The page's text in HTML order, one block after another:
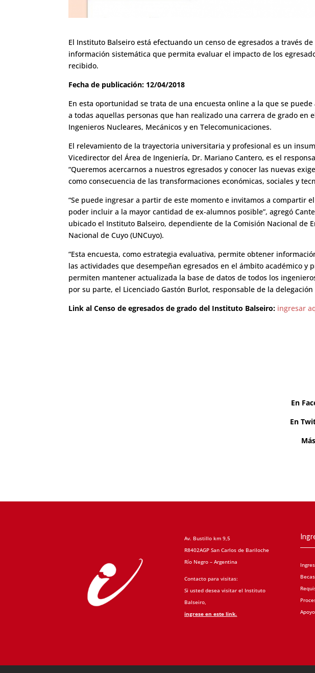
El Instituto Balseiro está efectuando un censo de egresados a través
información sistemática que permita evaluar el impacto de los
recibido.
Fecha de publicación: 12/04/2018
En esta oportunidad se trata de una encuesta online a la que se
a todas aquellas personas que han realizado una carrera de grado en
Ingenieros Nucleares, Mecánicos y en Telecomunicaciones.
El relevamiento de la trayectoria universitaria y profesional es un
Vicedirector del Área de Ingeniería, Dr. Mariano Cantero, es el
“Queremos acercarnos a nuestros egresados y conocer las nuevas
como consecuencia de las transformaciones económicas, sociales y
“Se puede ingresar a partir de este momento e invitamos a compartir
poder incluir a la mayor cantidad de ex-alumnos posible”, agregó
ubicado el Instituto Balseiro, dependiente de la Comisión Nacional de
Nacional de Cuyo (UNCuyo).
“Esta encuesta, como estrategia evaluativa, permite obtener
las actividades que desempeñan egresados en el ámbito académico y
permiten mantener actualizada la base de datos de todos los
por su parte, el Licenciado Gastón Burlot, responsable de la
Link al Censo de egresados de grado del Instituto Balseiro: ingresar
En
En
Av. Bustillo km 9,5
R8402AGP San Carlos de Bariloche
Río Negro – Argentina
Contacto para visitas:
Si usted desea visitar el Instituto
Balseiro,
ingrese en este link.